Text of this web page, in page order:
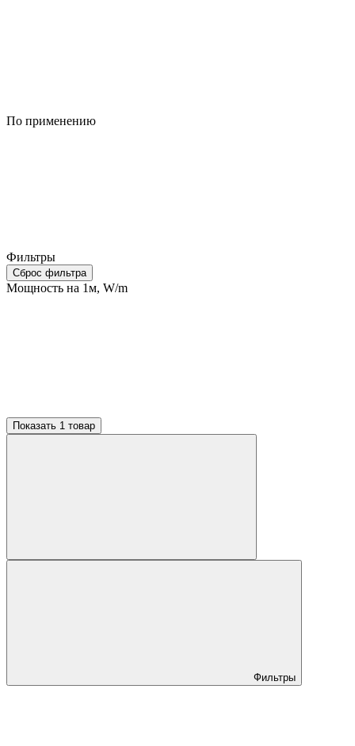
По применению
Фильтры
Сброс фильтра
Мощность на 1м, W/m
Показать 1 товар
Фильтры